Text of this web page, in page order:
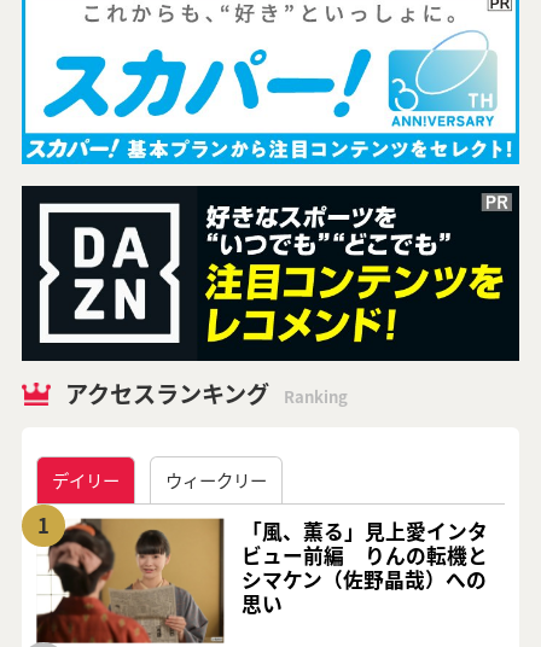
アクセスランキング Ranking
デイリー ウィークリー
1
「風、薫る」見上愛インタ
ビュー前編 りんの転機と
シマケン（佐野晶哉）への
思い